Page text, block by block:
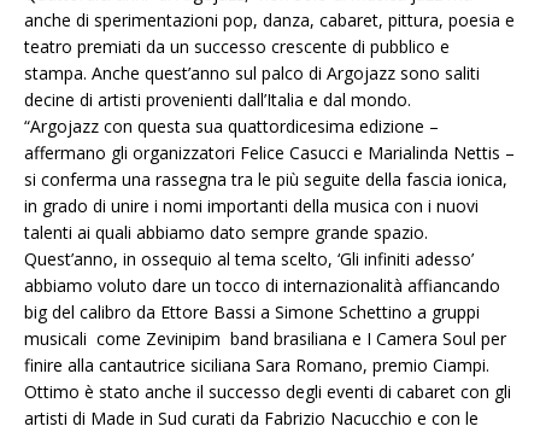
anche di sperimentazioni pop, danza, cabaret, pittura, poesia e
teatro premiati da un successo crescente di pubblico e
stampa. Anche quest’anno sul palco di Argojazz sono saliti
decine di artisti provenienti dall’Italia e dal mondo.
“Argojazz con questa sua quattordicesima edizione –
affermano gli organizzatori Felice Casucci e Marialinda Nettis –
si conferma una rassegna tra le più seguite della fascia ionica,
in grado di unire i nomi importanti della musica con i nuovi
talenti ai quali abbiamo dato sempre grande spazio.
Quest’anno, in ossequio al tema scelto, ‘Gli infiniti adesso’
abbiamo voluto dare un tocco di internazionalità affiancando
big del calibro da Ettore Bassi a Simone Schettino a gruppi
musicali come Zevinipim band brasiliana e I Camera Soul per
finire alla cantautrice siciliana Sara Romano, premio Ciampi.
Ottimo è stato anche il successo degli eventi di cabaret con gli
artisti di Made in Sud curati da Fabrizio Nacucchio e con le